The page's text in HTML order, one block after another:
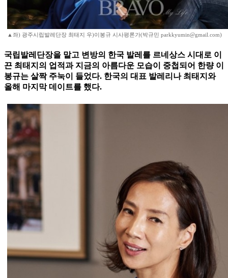
▲좌) 광주시립발레단장 최태지 우)이봉규 시사평론가(박규민 parkkyumin@gmail.com)
국립발레단장을 맡고 변방의 한국 발레를 르네상스 시대로 이
끈 최태지의 업적과 지금의 아름다운 모습이 중첩되어 한량 이
봉규는 살짝 주눅이 들었다. 한국의 대표 발레리나 최태지와
올해 마지막 데이트를 했다.